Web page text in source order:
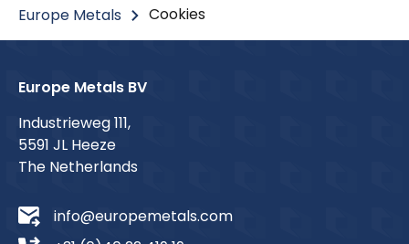
Europe Metals Cookies
Europe Metals BV
Industrieweg 111,
5591 JL Heeze
The Netherlands
info@europemetals.com